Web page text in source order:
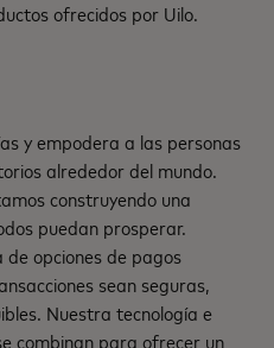
ofrecidos por Uilo.
y empodera a las personas
alrededor del mundo.
construyendo una
puedan prosperar.
opciones de pagos
sean seguras,
Nuestra tecnología e
combinan para ofrecer un